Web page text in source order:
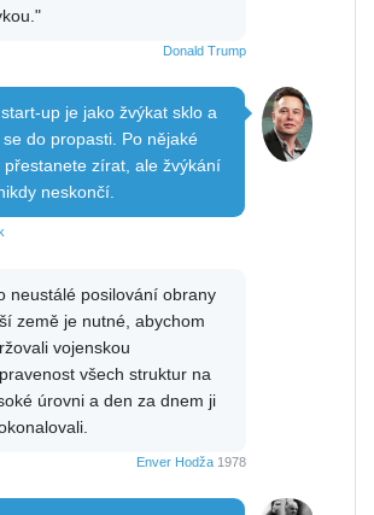
Donald Trump
up je jako žvýkat sklo a
do propasti. Po nějaké
přestanete zírat, ale žvýkání
neskončí.
neustálé posilování obrany
země je nutné, abychom
vojenskou
všech struktur na
úrovni a den za dnem ji
Enver Hodža 1978